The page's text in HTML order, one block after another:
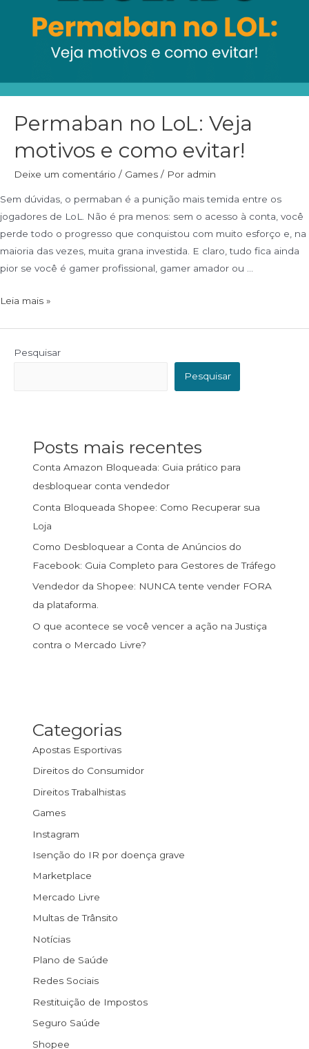
Permaban no LoL: Veja
motivos e como evitar!
Deixe um comentário / Games / Por admin
Sem dúvidas, o permaban é a punição mais temida entre os
jogadores de LoL. Não é pra menos: sem o acesso à conta, você
perde todo o progresso que conquistou com muito esforço e, na
maioria das vezes, muita grana investida. E claro, tudo fica ainda
pior se você é gamer profissional, gamer amador ou …
Leia mais »
Pesquisar
Pesquisar
Posts mais recentes
Conta Amazon Bloqueada: Guia prático para
desbloquear conta vendedor
Conta Bloqueada Shopee: Como Recuperar sua
Loja
Como Desbloquear a Conta de Anúncios do
Facebook: Guia Completo para Gestores de Tráfego
Vendedor da Shopee: NUNCA tente vender FORA
da plataforma.
O que acontece se você vencer a ação na Justiça
contra o Mercado Livre?
Categorias
Apostas Esportivas
Direitos do Consumidor
Direitos Trabalhistas
Games
Instagram
Isenção do IR por doença grave
Marketplace
Mercado Livre
Multas de Trânsito
Notícias
Plano de Saúde
Redes Sociais
Restituição de Impostos
Seguro Saúde
Shopee